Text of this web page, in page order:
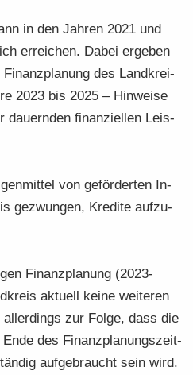
in den Jah­ren 2021 und
er­rei­chen. Dabei er­ge­ben
des Land­krei­
2023 bis 2025 – Hin­wei­se
dau­ern­den fi­nan­zi­el­len Leis­
von ge­för­der­ten In­
ge­zwun­gen, Kre­di­te auf­zu­
Fi­nanz­pla­nung (2023-
ak­tu­ell keine wei­te­ren
zur Folge, dass die
des Fi­nanz­pla­nungs­zeit­
auf­ge­braucht sein wird.